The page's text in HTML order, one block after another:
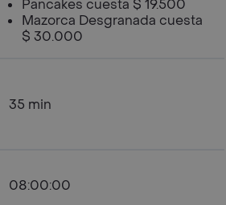
Pancakes cuesta $ 19.500
Mazorca Desgranada cuesta
$ 30.000
35 min
08:00:00